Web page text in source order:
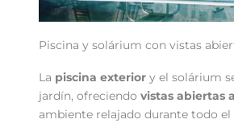
Piscina y solárium con vistas
La piscina exterior y el solárium
jardín, ofreciendo vistas abiertas
ambiente relajado durante todo el